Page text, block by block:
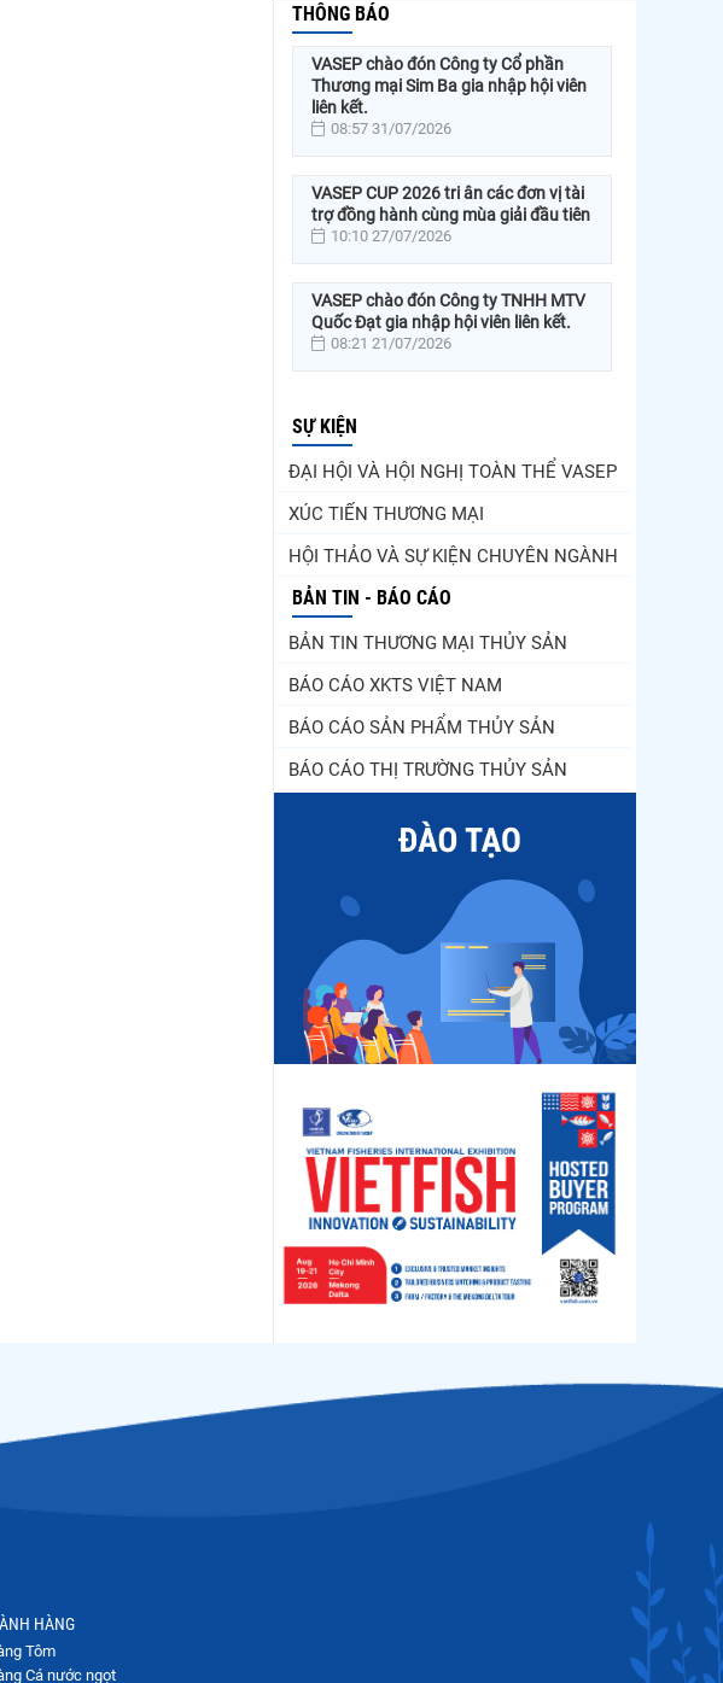
THÔNG BÁO
VASEP chào đón Công ty Cổ phần
Thương mại Sim Ba gia nhập hội viên
liên kết.
08:57 31/07/2026
VASEP CUP 2026 tri ân các đơn vị tài
trợ đồng hành cùng mùa giải đầu tiên
10:10 27/07/2026
VASEP chào đón Công ty TNHH MTV
Quốc Đạt gia nhập hội viên liên kết.
08:21 21/07/2026
SỰ KIỆN
ĐẠI HỘI VÀ HỘI NGHỊ TOÀN THỂ VASEP
XÚC TIẾN THƯƠNG MẠI
HỘI THẢO VÀ SỰ KIỆN CHUYÊN NGÀNH
BẢN TIN - BÁO CÁO
BẢN TIN THƯƠNG MẠI THỦY SẢN
BÁO CÁO XKTS VIỆT NAM
BÁO CÁO SẢN PHẨM THỦY SẢN
BÁO CÁO THỊ TRƯỜNG THỦY SẢN
HÀNG
Tôm
Cá nước ngọt